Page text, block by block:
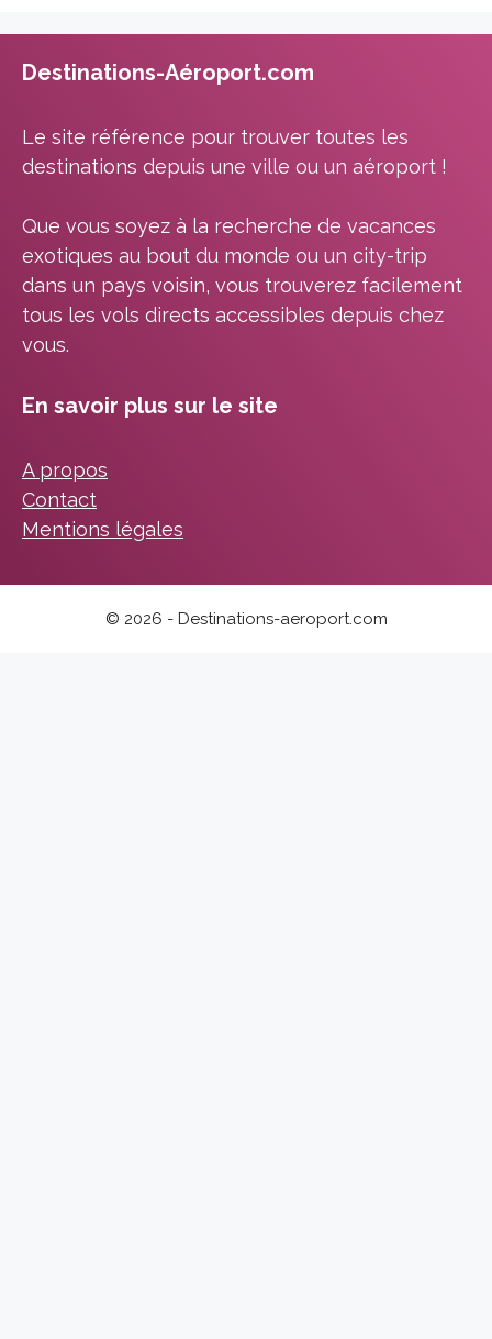
Destinations-Aéroport.com
Le site référence pour trouver toutes les
destinations depuis une ville ou un aéroport !
Que vous soyez à la recherche de vacances
exotiques au bout du monde ou un city-trip
dans un pays voisin, vous trouverez facilement
tous les vols directs accessibles depuis chez
vous.
En savoir plus sur le site
A propos
Contact
Mentions légales
© 2026 - Destinations-aeroport.com